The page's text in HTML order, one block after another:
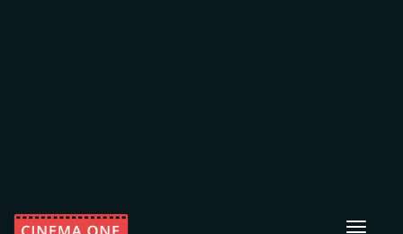
Toggle